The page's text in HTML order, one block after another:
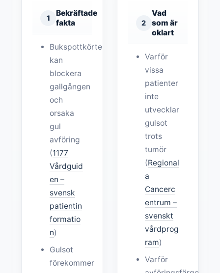
1
Bekräftade
fakta
Bukspottkörtelcancer
kan
blockera
gallgången
och
orsaka
gul
avföring
(1177
Vårdguid
en –
svensk
patientin
formatio
n)
Gulsot
förekommer
2
Vad
som är
oklart
Varför
vissa
patienter
inte
utvecklar
gulsot
trots
tumör
(Regional
a
Cancerc
entrum –
svenskt
vårdprog
ram)
Varför